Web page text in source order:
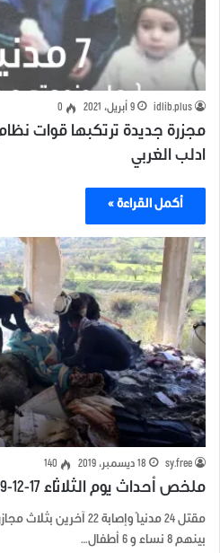
idlib.plus 9 أبريل، 2021 0
مجزرة جديدة ترتكبها قوات
ادلب الغربي
أكمل القراءة »
sy.free 18 ديسمبر، 2019 140
ملخص أحداث يوم الثلاثاء 17-12-2019 في إدلب
بينهم 8 نساء و 6 أطفال…